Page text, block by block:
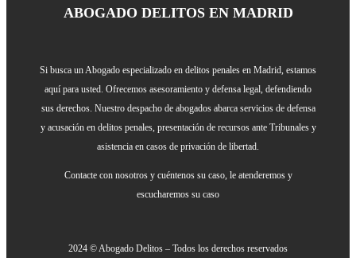
ABOGADO DELITOS EN MADRID
Si busca un Abogado especializado en delitos penales en Madrid, estamos
aquí para usted. Ofrecemos asesoramiento y defensa legal, defendiendo
sus derechos. Nuestro despacho de abogados abarca servicios de defensa
y acusación en delitos penales, presentación de recursos ante Tribunales y
asistencia en casos de privación de libertad.
Contacte con nosotros y cuéntenos su caso, le atenderemos y
escucharemos su caso
2024 © Abogado Delitos – Todos los derechos reservados